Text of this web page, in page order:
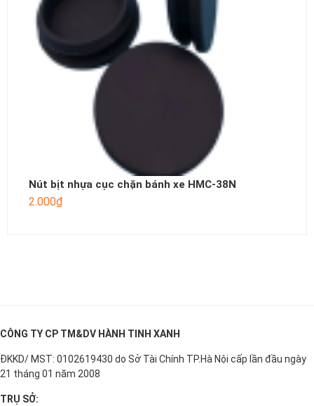
Nút bịt nhựa cục chặn bánh xe HMC-38N
2.000₫
CÔNG TY CP TM&DV HÀNH TINH XANH
ĐKKD/ MST: 0102619430 do Sở Tài Chính TP.Hà Nội cấp lần đầu ngày
21 tháng 01 năm 2008
TRỤ SỞ: